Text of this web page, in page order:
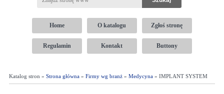
Home O katalogu Zgłoś stronę
Regulamin Kontakt Buttony
Katalog stron » Strona główna» Firmy wg branż» Medycyna» IMPLANT SYSTEM